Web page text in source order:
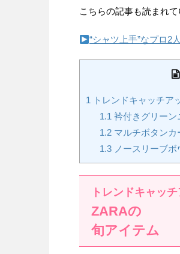
こちらの記事も読まれ
“シャツ上手”なプロ2
1
トレンドキャッチア
1.1 衿付きグリーン
1.2マルチボタンカ
1.3ノースリーブボ
トレンドキャッ
ZARAの
旬アイテム